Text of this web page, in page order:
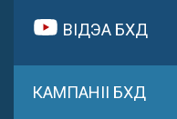
ВІДЭА БХД
КАМПАНІІ БХД